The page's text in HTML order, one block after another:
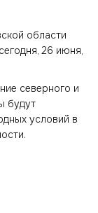
области
26 июня,
северного и
будут
условий в